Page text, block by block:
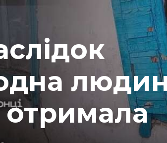
отримала